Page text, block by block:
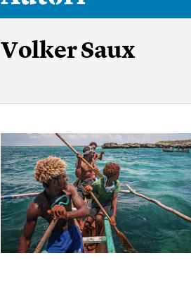
Volker Saux